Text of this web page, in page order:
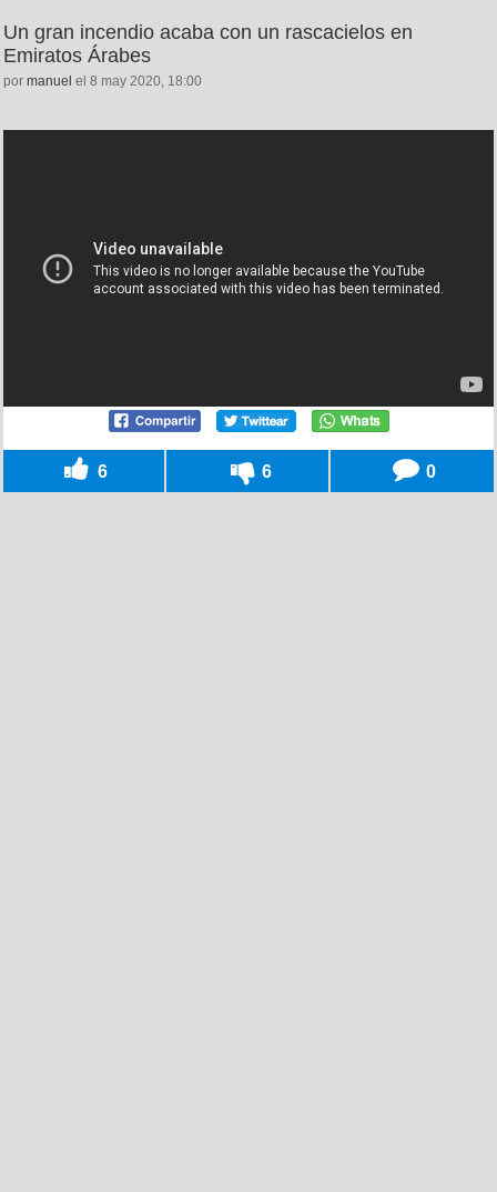
Un gran incendio acaba con un rascacielos en
Emiratos Árabes
por manuel el 8 may 2020, 18:00
6 6 0